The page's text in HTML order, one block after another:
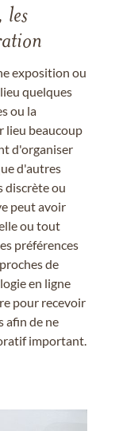
les
exposition ou
quelques
ou la
lieu beaucoup
d'organiser
d'autres
discrète ou
peut avoir
ou tout
préférences
de
en ligne
pour recevoir
afin de ne
important.